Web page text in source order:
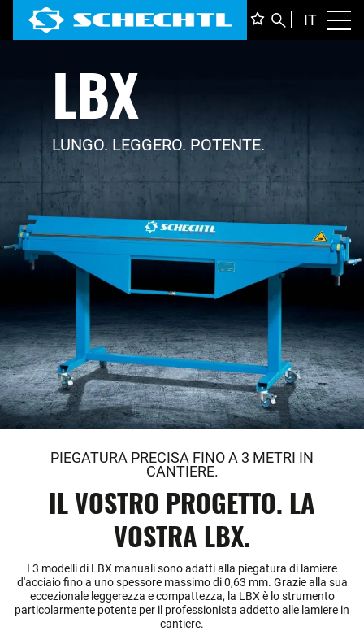
IT
LBX
LUNGO. LEGGERO. POTENTE.
PIEGATURA PRECISA FINO A 3 METRI IN
CANTIERE.
IL VOSTRO PROGETTO. LA
VOSTRA LBX.
I 3 modelli di LBX manuali sono adatti alla piegatura di lamiere
d'acciaio fino a uno spessore massimo di 0,63 mm. Grazie alla sua
eccezionale leggerezza e compattezza, la LBX è lo strumento
particolarmente potente per il professionista addetto alle lamiere in
cantiere.